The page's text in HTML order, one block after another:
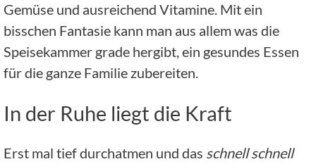
Gemüse und ausreichend Vitamine. Mit ein
bisschen Fantasie kann man aus allem was die
Speisekammer grade hergibt, ein gesundes Essen
für die ganze Familie zubereiten.
In der Ruhe liegt die Kraft
Erst mal tief durchatmen und das schnell schnell